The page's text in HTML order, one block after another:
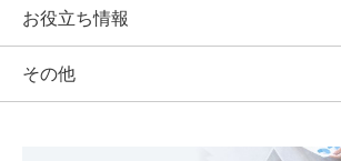
お役立ち情報
その他